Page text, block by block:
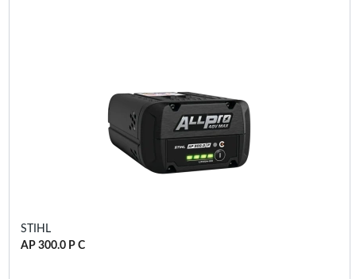
STIHL
AP 300.0 P C